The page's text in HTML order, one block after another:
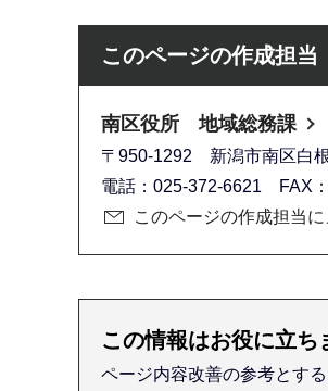
このページの作成担当
南区役所 地域総務課
〒950-1292 新潟市南区白
電話：025-372-6621 FAX
このページの作成担当
この情報はお役に立ち
ページ内容改善の参考とす